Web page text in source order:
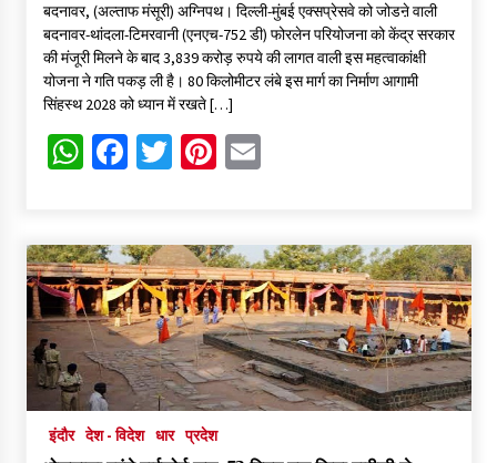
बहू दिलाने के नाम पर 1.40 लाख की ठगी, दो माह से फरार शातिर ठग
गिरफ्तार
2 days ago
मौत से ठीक घंटे भर पहले पिता से की थी वीडियो कॉल, फिर फंदे पर झूलती
मिली नवविवाहिता
मध्य प्रदेश में निजी विद्यालय संचालन के लिए नए नियम
2 days ago
मक्सी की बेटियों ने राष्ट्रीय मंच पर लहराया परचम
2 days ago
दतिया उपचुनाव में हार के बाद भाजपा की बड़ी कार्रवाई, पूरी जिला इकाई और
बदनावर, (अल्ताफ मंसूरी) अग्निपथ। दिल्ली-मुंबई एक्सप्रेसवे को जोडऩे वाली
बदनावर-थांदला-टिमरवानी (एनएच-752 डी) फोरलेन परियोजना को केंद्र सरकार
की मंजूरी मिलने के बाद 3,839 करोड़ रुपये की लागत वाली इस महत्वाकांक्षी
योजना ने गति पकड़ ली है। 80 किलोमीटर लंबे इस मार्ग का निर्माण आगामी
सिंहस्थ 2028 को ध्यान में रखते […]
WhatsApp
Facebook
TwitterPinterest
Email
इंदौर देश - विदेश धार प्रदेश